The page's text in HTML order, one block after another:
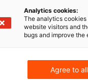
der
wenn am
keine Anteile
unter
Analytics cookies:
The analytics cookies
website visitors and
bugs and improve the
Agree to all